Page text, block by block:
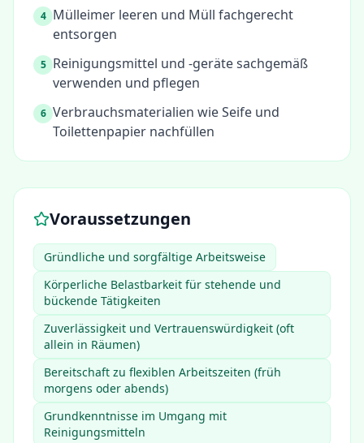
4 Mülleimer leeren und Müll fachgerecht
entsorgen
5 Reinigungsmittel und -geräte sachgemäß
verwenden und pflegen
6 Verbrauchsmaterialien wie Seife und
Toilettenpapier nachfüllen
Voraussetzungen
Gründliche und sorgfältige Arbeitsweise
Körperliche Belastbarkeit für stehende und
bückende Tätigkeiten
Zuverlässigkeit und Vertrauenswürdigkeit (oft
allein in Räumen)
Bereitschaft zu flexiblen Arbeitszeiten (früh
morgens oder abends)
Grundkenntnisse im Umgang mit
Reinigungsmitteln